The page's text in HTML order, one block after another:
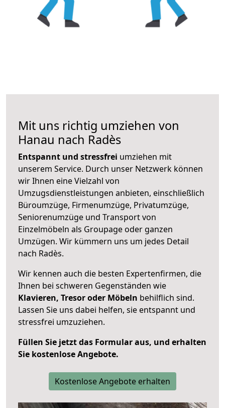
Mit uns richtig umziehen von
Hanau nach Radès
Entspannt und stressfrei umziehen mit
unserem Service. Durch unser Netzwerk können
wir Ihnen eine Vielzahl von
Umzugsdienstleistungen anbieten, einschließlich
Büroumzüge, Firmenumzüge, Privatumzüge,
Seniorenumzüge und Transport von
Einzelmöbeln als Groupage oder ganzen
Umzügen. Wir kümmern uns um jedes Detail
nach Radès.
Wir kennen auch die besten Expertenfirmen, die
Ihnen bei schweren Gegenständen wie
Klavieren, Tresor oder Möbeln behilflich sind.
Lassen Sie uns dabei helfen, sie entspannt und
stressfrei umzuziehen.
Füllen Sie jetzt das Formular aus, und erhalten
Sie kostenlose Angebote.
Kostenlose Angebote erhalten